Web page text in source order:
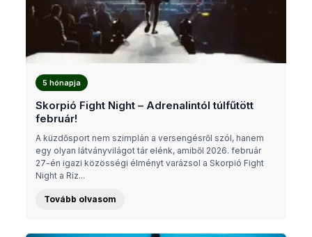
5 hónapja
Skorpió Fight Night – Adrenalintól túlfűtött
február!
A küzdősport nem szimplán a versengésről szól, hanem
egy olyan látványvilágot tár elénk, amiből 2026. február
27-én igazi közösségi élményt varázsol a Skorpió Fight
Night a Riz...
Tovább olvasom